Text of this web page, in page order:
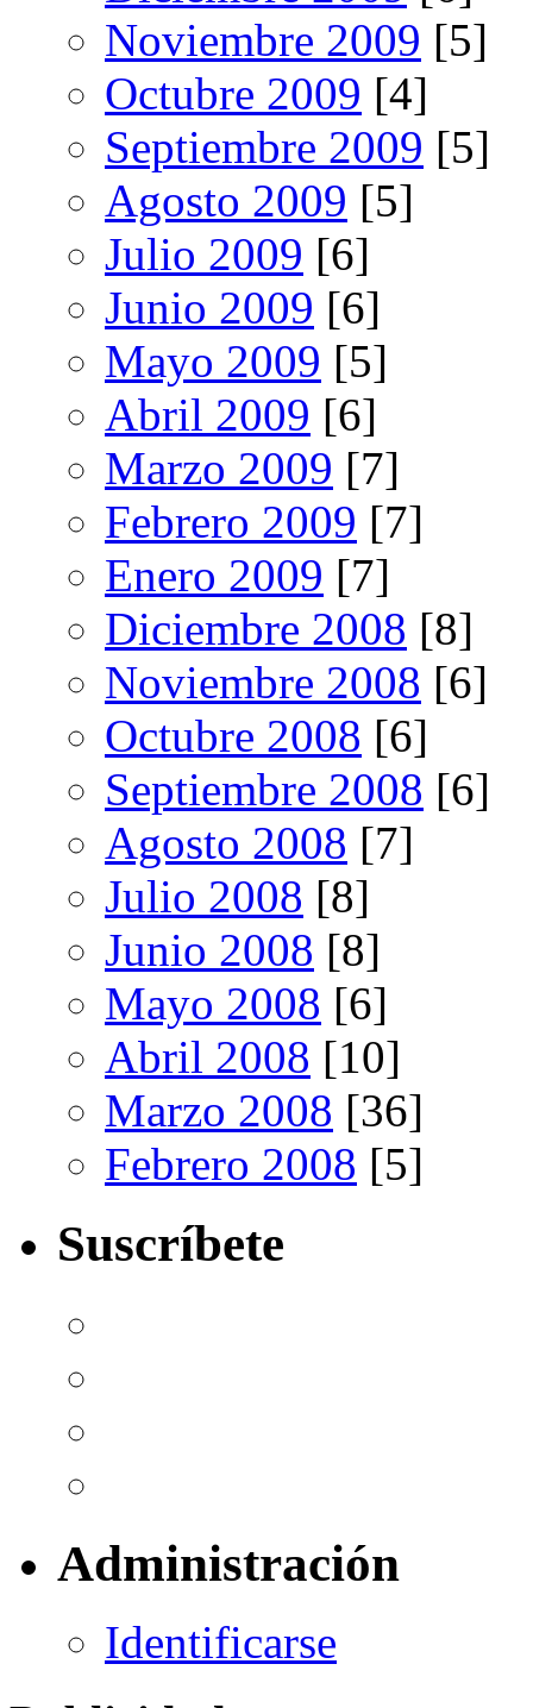
Noviembre 2009 [5]
Octubre 2009 [4]
Septiembre 2009 [5]
Agosto 2009 [5]
Julio 2009 [6]
Junio 2009 [6]
Mayo 2009 [5]
Abril 2009 [6]
Marzo 2009 [7]
Febrero 2009 [7]
Enero 2009 [7]
Diciembre 2008 [8]
Noviembre 2008 [6]
Octubre 2008 [6]
Septiembre 2008 [6]
Agosto 2008 [7]
Julio 2008 [8]
Junio 2008 [8]
Mayo 2008 [6]
Abril 2008 [10]
Marzo 2008 [36]
Febrero 2008 [5]
Suscríbete
Administración
Identificarse